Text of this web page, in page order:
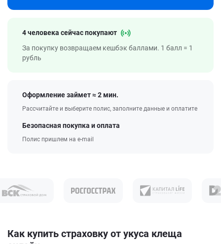
4 человека сейчас покупают
За покупку возвращаем кешбэк баллами. 1 балл = 1
рубль
Оформление займет ≈ 2 мин.
Рассчитайте и выберите полис, заполните данные и оплатите
Безопасная покупка и оплата
Полис пришлем на e-mail
Как купить страховку от укуса клеща